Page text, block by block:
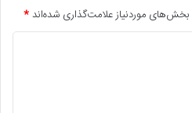
بخش‌های موردنیاز علامت‌گذاری شده‌اند*